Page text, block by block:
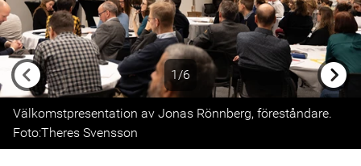
1/6
Previous
Välkomstpresentation av Jonas Rönnberg, föreståndare.
Foto:Theres Svensson